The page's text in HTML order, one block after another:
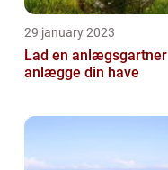
29 january 2023
Lad en anlægsgartner
anlægge din have